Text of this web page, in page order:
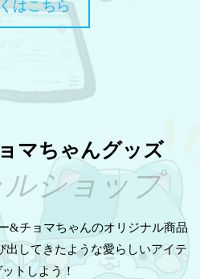
はこちら
マちゃんグッズ
ショップ
&チョマちゃんのオリジナル商品
出してきたような愛らしいアイテ
トしよう！